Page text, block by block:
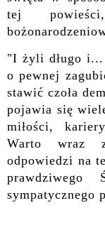
tej
"I żyli długo i...
o pewnej
stawić czoła
pojawia się
miłości,
Warto wraz
odpowiedzi na
prawdziwego
sympatycznego